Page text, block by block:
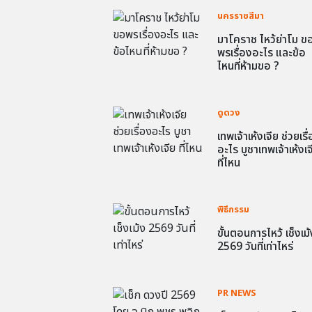
นครราชสีมา
มาโคราช ไหว้ย่าโม ข
พรเรื่องอะไร และข้อ
ไหนที่ห้ามขอ ?
ดูดวง
เทพเจ้าเห้งเจีย ช่วยเ
อะไร บูชาเทพเจ้าเห้งเ
ที่ไหน
พิธีกรรม
ขั้นตอนการไหว้ เช็งเ
2569 วันที่เท่าไหร่
PR NEWS